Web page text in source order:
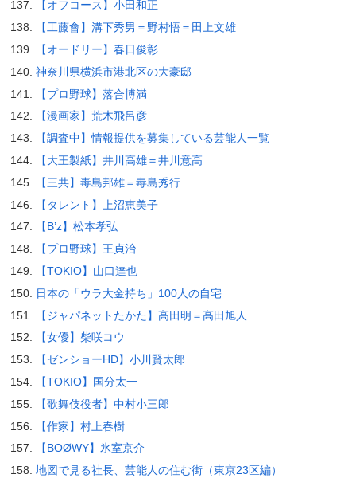
【オフコース】小田和正
【工藤會】溝下秀男＝野村悟＝田上文雄
【オードリー】春日俊彰
神奈川県横浜市港北区の大豪邸
【プロ野球】落合博満
【漫画家】荒木飛呂彦
【調査中】情報提供を募集している芸能人一覧
【大王製紙】井川高雄＝井川意高
【三共】毒島邦雄＝毒島秀行
【タレント】上沼恵美子
【B’z】松本孝弘
【プロ野球】王貞治
【TOKIO】山口達也
日本の「ウラ大金持ち」100人の自宅
【ジャパネットたかた】高田明＝高田旭人
【女優】柴咲コウ
【ゼンショーHD】小川賢太郎
【TOKIO】国分太一
【歌舞伎役者】中村小三郎
【作家】村上春樹
【BOØWY】氷室京介
地図で見る社長、芸能人の住む街（東京23区編）